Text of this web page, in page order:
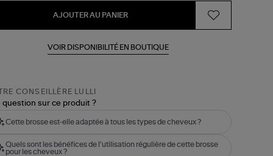
AJOUTER AU PANIER
VOIR DISPONIBILITÉ EN BOUTIQUE
CONSEILLÈRE LULLI
question sur ce produit ?
Cette brosse est-elle adaptée à tous les types de cheveux ?
Quels sont les bénéfices de l'utilisation régulière de cette brosse
pour les cheveux ?